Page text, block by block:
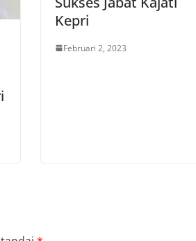
Kepri
Februari 2, 2023